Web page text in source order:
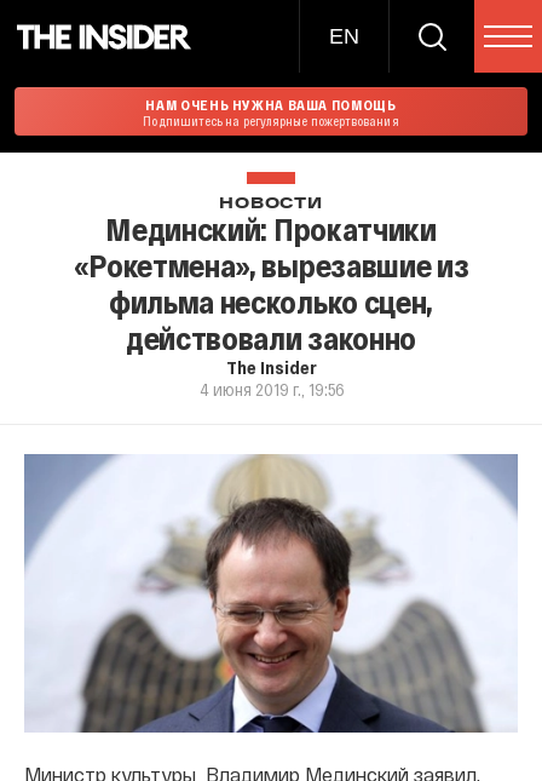
EN
НАМ ОЧЕНЬ НУЖНА ВАША ПОМОЩЬ
Подпишитесь на регулярные пожертвования
НОВОСТИ
Мединский: Прокатчики
«Рокетмена», вырезавшие из
фильма несколько сцен,
действовали законно
The Insider
4 июня 2019 г., 19:56
Министр культуры Владимир Мединский заявил,